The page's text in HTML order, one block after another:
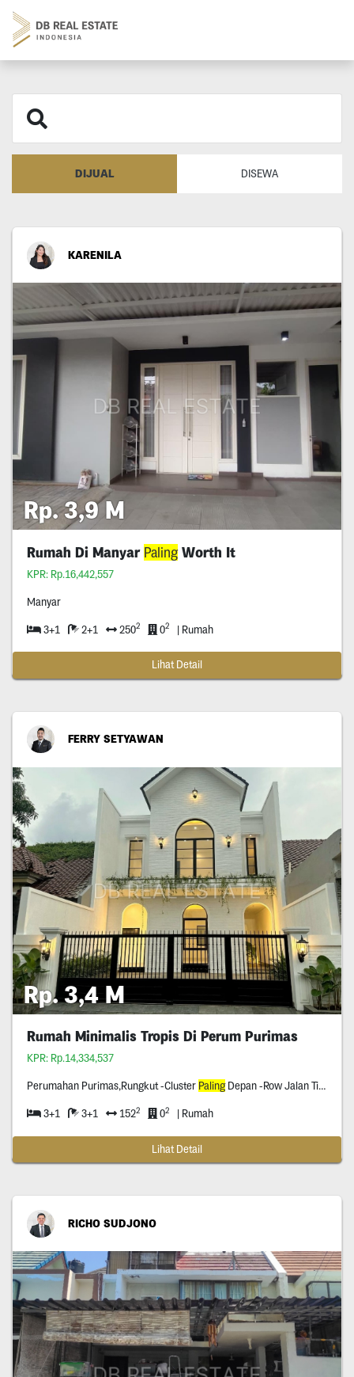
DIJUAL DISEWA
KARENILA
Rp. 3,9 M
Rumah Di Manyar PalingWorth It
KPR: Rp.16,442,557
Manyar
3+1 2+1 2502 02 | Rumah
Lihat Detail
FERRY SETYAWAN
Rp. 3,4 M
Rumah Minimalis Tropis Di Perum Purimas
KPR: Rp.14,334,537
Perumahan Purimas,Rungkut -Cluster PalingDepan -Row Jalan Tiga Mobil -Dekat Bandara Juanda
3+1 3+1 1522 02 | Rumah
Lihat Detail
RICHO SUDJONO